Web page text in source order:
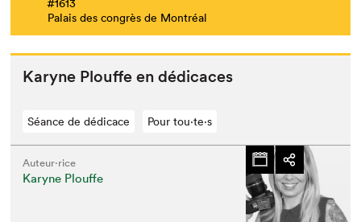
#1613
Palais des congrès de Montréal
Karyne Plouffe en dédicaces
Séance de dédicace Pour tou⋅te⋅s
Auteur·rice
Karyne Plouffe